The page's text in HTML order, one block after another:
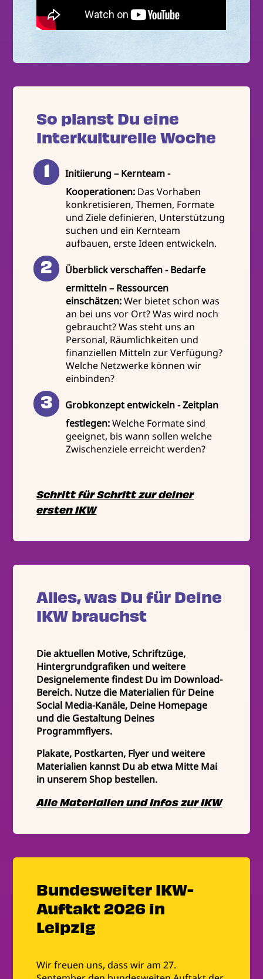
So planst Du eine
Interkulturelle Woche
Initiierung – Kernteam -
Kooperationen: Das Vorhaben
konkretisieren, Themen, Formate
und Ziele definieren, Unterstützung
suchen und ein Kernteam
aufbauen, erste Ideen entwickeln.
Überblick verschaffen - Bedarfe
ermitteln – Ressourcen
einschätzen:Wer bietet schon was
an bei uns vor Ort? Was wird noch
gebraucht? Was steht uns an
Personal, Räumlichkeiten und
finanziellen Mitteln zur Verfügung?
Welche Netzwerke können wir
einbinden?
Grobkonzept entwickeln - Zeitplan
festlegen:Welche Formate sind
geeignet, bis wann sollen welche
Zwischenziele erreicht werden?
Schritt für Schritt zur deiner
ersten IKW
Alles, was Du für Deine
IKW brauchst
Die aktuellen Motive, Schriftzüge,
Hintergrundgrafiken und weitere
Designelemente findest Du im Download-
Bereich. Nutze die Materialien für Deine
Social Media-Kanäle, Deine Homepage
und die Gestaltung Deines
Programmflyers.
Plakate, Postkarten, Flyer und weitere
Materialien kannst Du ab etwa Mitte Mai
in unserem Shop bestellen.
Alle Materialien und Infos zur IKW
Bundesweiter IKW-
Auftakt 2026 in
Leipzig
Wir freuen uns, dass wir am 27.